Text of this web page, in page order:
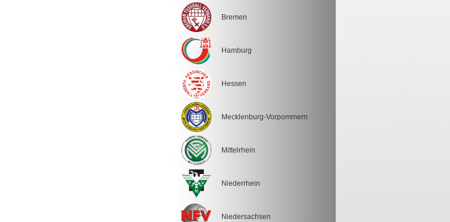
Bremen
Hamburg
Hessen
Mecklenburg-Vorpommern
Mittelrhein
Niederrhein
Niedersachsen